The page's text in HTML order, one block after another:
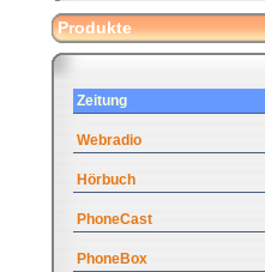
Produkte
Zeitung
Webradio
Hörbuch
PhoneCast
PhoneBox